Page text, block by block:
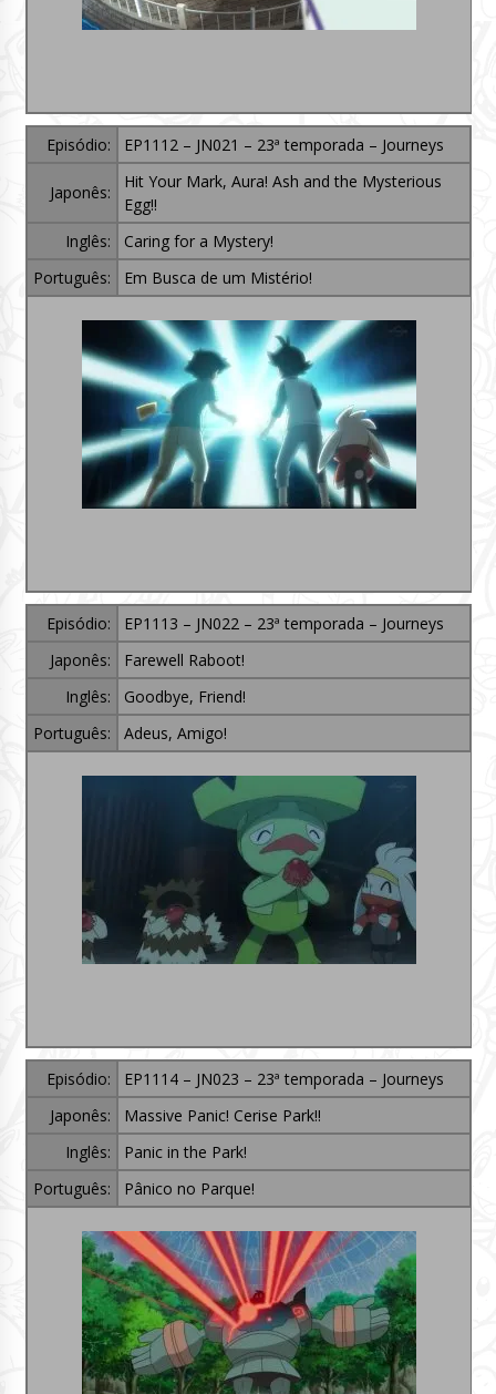
Episódio: EP1112 – JN021 – 23ª temporada – Journeys
Japonês:
Hit Your Mark, Aura! Ash and the Mysterious
Egg!!
Inglês:
Caring for a Mystery!
Português:
Em Busca de um Mistério!
Episódio:
EP1113 – JN022 – 23ª temporada – Journeys
Japonês:
Farewell Raboot!
Inglês:
Goodbye, Friend!
Português:
Adeus, Amigo!
Episódio:
EP1114 – JN023 – 23ª temporada – Journeys
Japonês:
Massive Panic! Cerise Park!!
Inglês:
Panic in the Park!
Português:
Pânico no Parque!